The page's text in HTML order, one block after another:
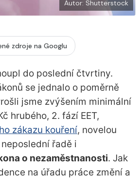
Autor: Shutterstock
zdroje na Googlu
do poslední čtvrtiny.
se jednalo o poměrně
jsme zvýšením minimální
hrubého, 2. fází EET,
zákazu kouření, novelou
řadě i
o nezaměstnanosti. Jak
na úřadu práce změní a